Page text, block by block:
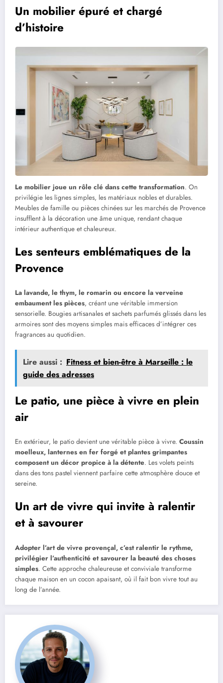
Un mobilier épuré et chargé
d’histoire
Le mobilier joue un rôle clé dans cette transformation. On
privilégie les lignes simples, les matériaux nobles et durables.
Meubles de famille ou pièces chinées sur les marchés de Provence
insufflent à la décoration une âme unique, rendant chaque
intérieur authentique et chaleureux.
Les senteurs emblématiques de la
Provence
La lavande, le thym, le romarin ou encore la verveine
embaument les pièces, créant une véritable immersion
sensorielle. Bougies artisanales et sachets parfumés glissés dans les
armoires sont des moyens simples mais efficaces d’intégrer ces
fragrances au quotidien.
Lire aussi : Fitness et bien-être à Marseille : le
guide des adresses
Le patio, une pièce à vivre en plein
air
En extérieur, le patio devient une véritable pièce à vivre. Coussin
moelleux, lanternes en fer forgé et plantes grimpantes
composent un décor propice à la détente. Les volets peints
dans des tons pastel viennent parfaire cette atmosphère douce et
sereine.
Un art de vivre qui invite à ralentir
et à savourer
Adopter l’art de vivre provençal, c’est ralentir le rythme,
privilégier l’authenticité et savourer la beauté des choses
simples. Cette approche chaleureuse et conviviale transforme
chaque maison en un cocon apaisant, où il fait bon vivre tout au
long de l’année.